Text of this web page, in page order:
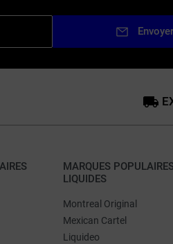
MARQUES
LIQUIDES
Montreal Original
Mexican Cartel
Liquideo